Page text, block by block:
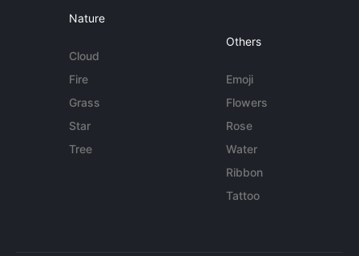
Nature
Cloud
Fire
Grass
Star
Tree
Others
Emoji
Flowers
Rose
Water
Ribbon
Tattoo